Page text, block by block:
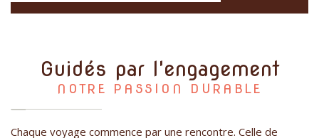
Guidés par l'engagement
NOTRE PASSION DURABLE
Chaque voyage commence par une rencontre. Celle de